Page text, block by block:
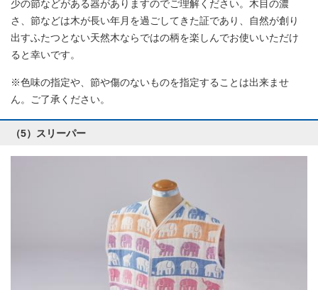
少の節などがある器がありますのでご理解ください。木目の濃
さ、節などは木が長い年月を過ごしてきた証であり、自然が創り
出すふたつとない天然木ならではの柄を楽しんでお使いいただけ
ると幸いです。
※色味の指定や、節や傷のないものを指定することは出来ませ
ん。ご了承ください。
（5）スリーパー